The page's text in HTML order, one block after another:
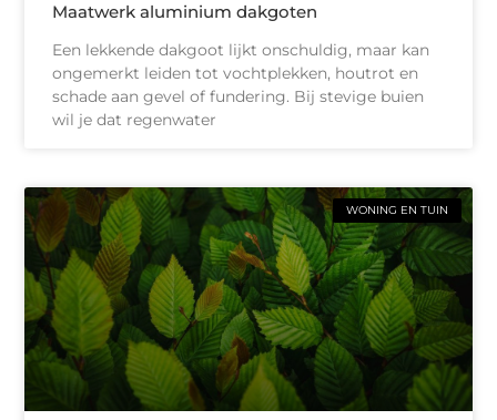
Maatwerk aluminium dakgoten
Een lekkende dakgoot lijkt onschuldig, maar kan
ongemerkt leiden tot vochtplekken, houtrot en
schade aan gevel of fundering. Bij stevige buien
wil je dat regenwater
WONING EN TUIN